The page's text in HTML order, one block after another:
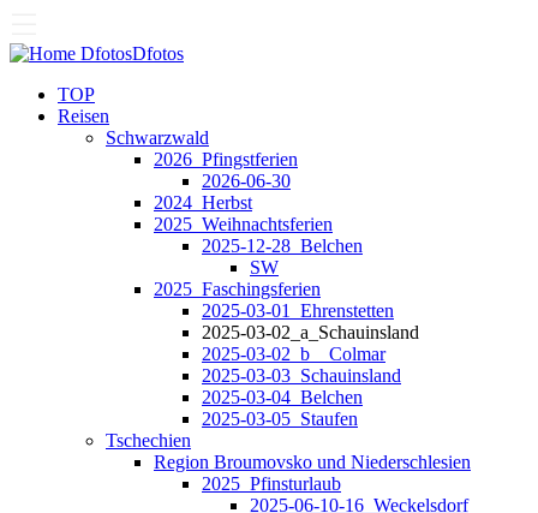
DfotosDfotos
TOP
Reisen
Schwarzwald
2026_Pfingstferien
2026-06-30
2024_Herbst
2025_Weihnachtsferien
2025-12-28_Belchen
SW
2025_Faschingsferien
2025-03-01_Ehrenstetten
2025-03-02_a_Schauinsland
2025-03-02_b__Colmar
2025-03-03_Schauinsland
2025-03-04_Belchen
2025-03-05_Staufen
Tschechien
Region Broumovsko und Niederschlesien
2025_Pfinsturlaub
2025-06-10-16_Weckelsdorf